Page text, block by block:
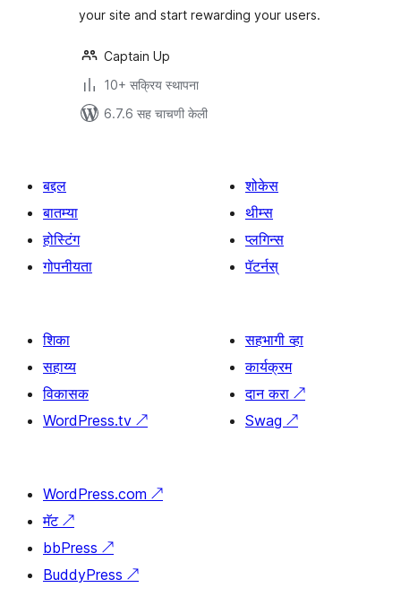
your site and start rewarding your users.
Captain Up
10+ सक्रिय स्थापना
6.7.6 सह चाचणी केली
बद्दल
बातम्या
होस्टिंग
गोपनीयता
शोकेस
थीम्स
प्लगिन्स
पॅटर्नस्
शिका
सहाय्य
विकासक
WordPress.tv ↗
सहभागी व्हा
कार्यक्रम
दान करा ↗
Swag ↗
WordPress.com ↗
मॅट ↗
bbPress ↗
BuddyPress ↗